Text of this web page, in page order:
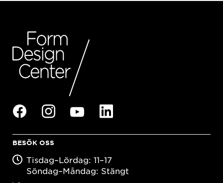
BESÖK OSS
Tisdag–Lördag: 11–17
Söndag–Måndag: Stängt